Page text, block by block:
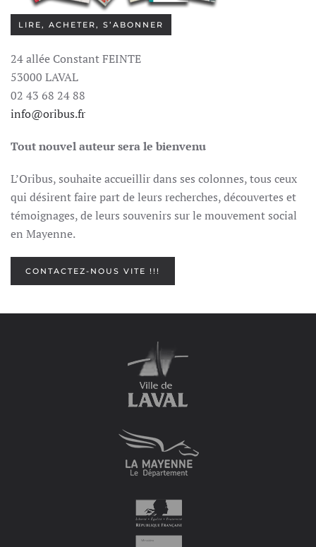
LIRE, ACHETER, S’ABONNER
24 allée Constant FEINTE
53000 LAVAL
02 43 68 24 88
info@oribus.fr
Tout nouvel auteur sera le bienvenu
L’Oribus, souhaite accueillir dans ses colonnes, tous ceux
qui désirent faire part de leurs recherches, découvertes et
témoignages, de leurs souvenirs sur le mouvement social
en Mayenne.
CONTACTEZ-NOUS VITE !!!